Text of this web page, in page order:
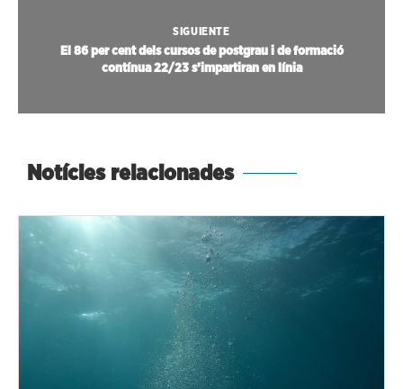
SIGUIENTE
El 86 per cent dels cursos de postgrau i de formació
contínua 22/23 s’impartiran en línia
Notícies relacionades